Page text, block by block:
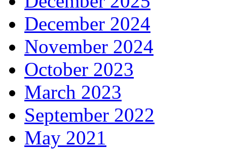
December 2024
November 2024
October 2023
March 2023
September 2022
May 2021